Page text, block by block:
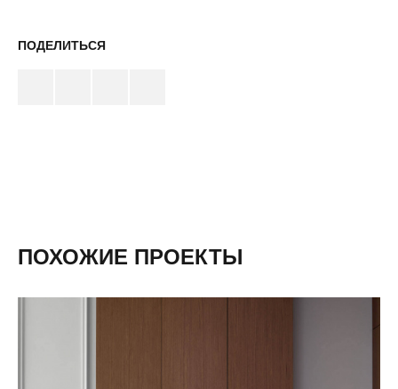
ПОДЕЛИТЬСЯ
ПОХОЖИЕ ПРОЕКТЫ